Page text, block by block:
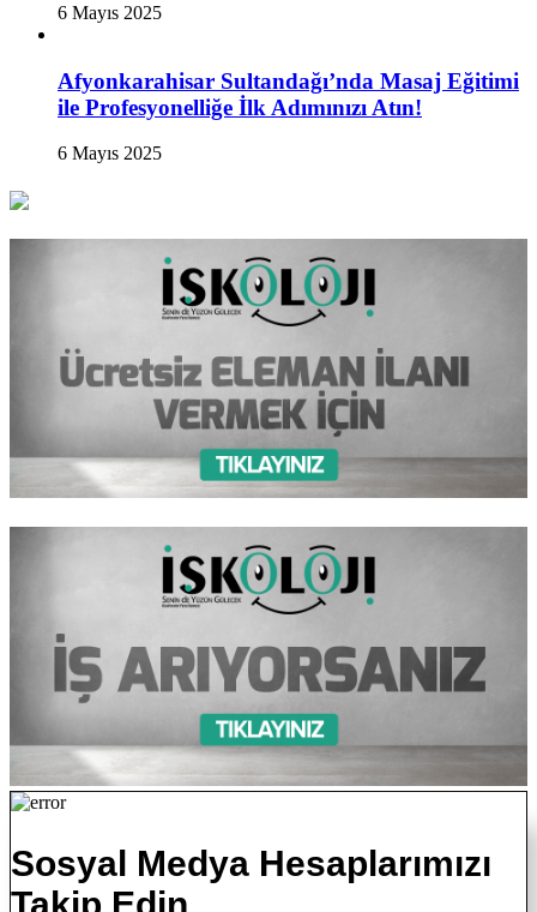
6 Mayıs 2025
Afyonkarahisar Sultandağı’nda Masaj Eğitimi
ile Profesyonelliğe İlk Adımınızı Atın!
6 Mayıs 2025
Sosyal Medya Hesaplarımızı
Takip Edin